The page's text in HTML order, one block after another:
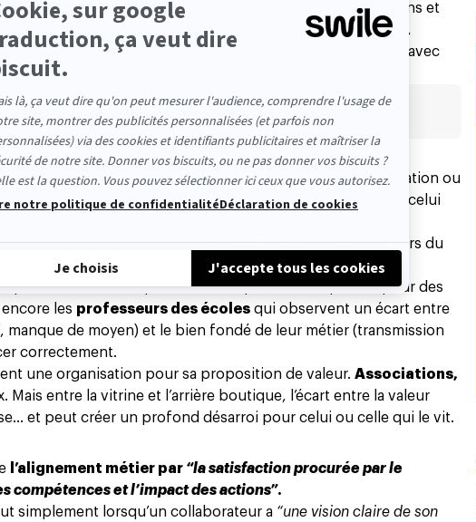
Le sentiment d’utilité est au cœur de la quête de sens et
métier (ou plus communément exercer une “vocation”),
(écologie, etc.) ou encore être en parfait alignement avec
?
très souvent aux métiers du social, de la santé, de l’éducation ou
peu rémunérés, mais qui donnent un sentiment d’utilité à celui
des conflits de valeur.Bien souvent parce que l’envers du
faite du quotidien et du métier en question.
qui réduisent le temps d’écoute auprès de leur patient pour des
les professeurs des écoles qui observent un écart entre
manque de moyen) et le bien fondé de leur métier (transmission
correctement.
une organisation pour sa proposition de valeur. Associations,
Mais entre la vitrine et l’arrière boutique, l’écart entre la valeur
et peut créer un profond désarroi pour celui ou celle qui le vit.
l’alignement métier par “la satisfaction procurée par le
compétences et l’impact des actions”.
simplement lorsqu’un collaborateur a “une vision claire de son